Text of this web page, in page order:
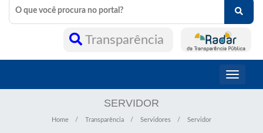
Transparência
Toggle
SERVIDOR
Home Transparência Servidores Servidor